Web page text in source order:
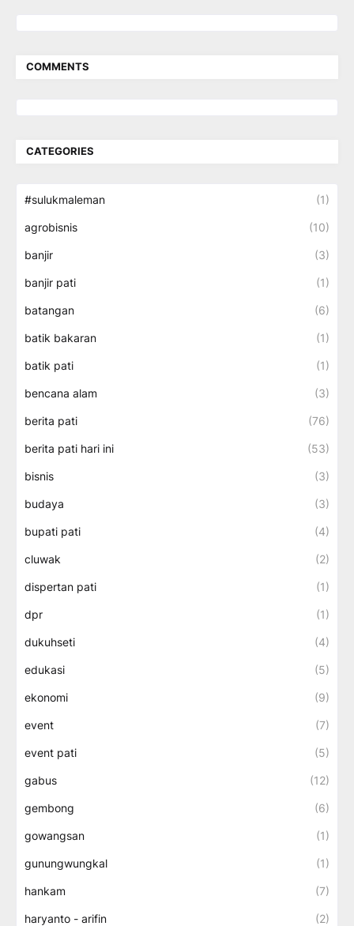
COMMENTS
CATEGORIES
#sulukmaleman (1)
agrobisnis (10)
banjir (3)
banjir pati (1)
batangan (6)
batik bakaran (1)
batik pati (1)
bencana alam (3)
berita pati (76)
berita pati hari ini (53)
bisnis (3)
budaya (3)
bupati pati (4)
cluwak (2)
dispertan pati (1)
dpr (1)
dukuhseti (4)
edukasi (5)
ekonomi (9)
event (7)
event pati (5)
gabus (12)
gembong (6)
gowangsan (1)
gunungwungkal (1)
hankam (7)
haryanto - arifin (2)